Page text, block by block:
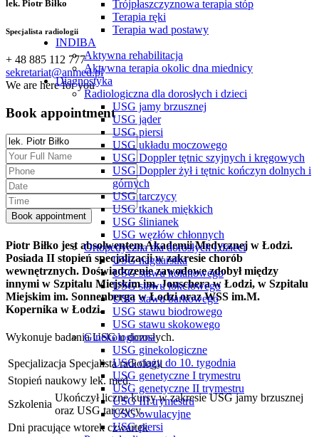
Trójpłaszczyznowa terapia stóp
Terapia ręki
Terapia wad postawy
INDIBA
Aktywna rehabilitacja
Aktywna terapia okolic dna miednicy
Diagnostyka
Radiologiczna dla dorosłych i dzieci
USG jamy brzusznej
USG jąder
USG piersi
USG układu moczowego
USG Doppler tętnic szyjnych i kręgowych
USG Doppler żył i tętnic kończyn dolnych i
górnych
USG tarczycy
USG tkanek miękkich
USG ślinianek
USG węzłów chłonnych
Ortopedyczna dla dorosłych i dzieci
USG nagdarstka
USG stawu kolanowego
USG stawu łokciowego
USG stawu barkowego
USG stawu biodrowego
USG stawu skokowego
Ginekologiczna
USG ginekologiczne
USG ciąży do 10. tygodnia
USG genetyczne I trymestru
USG genetyczne II trymestru
USG III trymestru
USG owulacyjne
USG piersi
lek. Piotr Biłko
Specjalista radiologii
+ 48 885 112 777
sekretariat@anmed.pl
We are here for you
Book appointment
Piotr Biłko jest absolwentem Akademii Medycznej w Łodzi.
Posiada II stopień specjalizacji w zakresie chorób
wewnętrznych. Doświadczenie zawodowe zdobył między
innymi w Szpitalu Miejskim im. Jonschera w Łodzi, w Szpitalu
Miejskim im. Sonnenberga w Łodzi oraz WSS im.M.
Kopernika w Łodzi.
Wykonuje badania USG u dorosłych.
Specjalizacja Specjalista radiologii
Stopień naukowy lek. med.
Szkolenia
Ukończył liczne kursy w zakresie USG jamy brzusznej
oraz USG tarczycy.
Dni pracujące wtorek czwartek